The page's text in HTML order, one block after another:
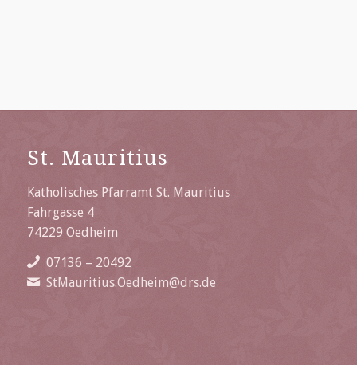
St. Mauritius
Katholisches Pfarramt St. Mauritius
Fahrgasse 4
74229 Oedheim
07136 – 20492
StMauritius.Oedheim@drs.de